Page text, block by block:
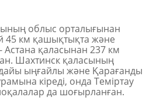
облыс орталығынан
45 км қашықтықта және
Астана қаласынан 237 км
Шахтинск қаласының
ы ыңғайлы және Қарағанды
кіреді, онда Теміртау
да шоғырланған.